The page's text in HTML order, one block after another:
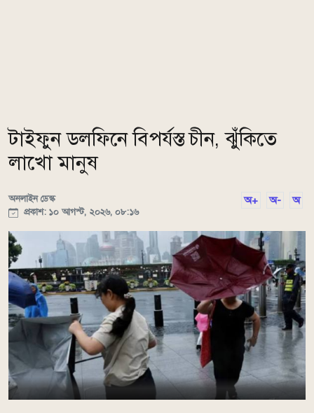
টাইফুন ডলফিনে বিপর্যস্ত চীন, ঝুঁকিতে
লাখো মানুষ
অনলাইন ডেস্ক
প্রকাশ: ১০ আগস্ট, ২০২৬, ০৮:১৬
অ+ অ- অ